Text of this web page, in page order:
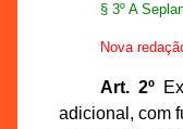
§ 3º A
Nova
Art. 2º
adicional, com